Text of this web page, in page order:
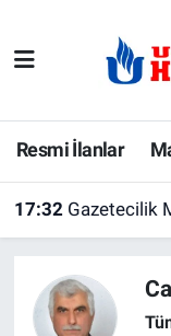
Resmi İlanlar
17:32 Gazetecilik Meslek
E-Gazete
Ekonomi
Gündem
Uşak Hava
Uşak Trafik
Süper Lig
Son Dakika